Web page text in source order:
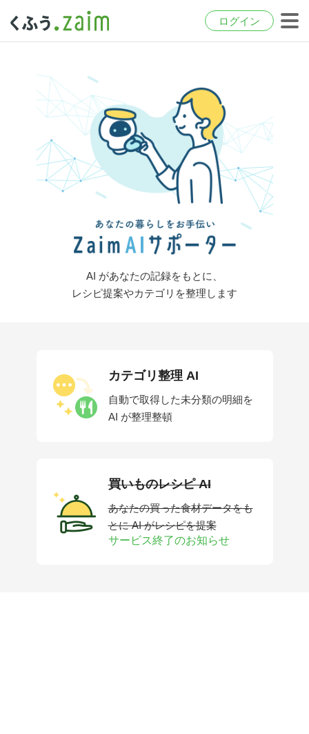
ログイン
AI があなたの記録をもとに、
レシピ提案やカテゴリを整理します
カテゴリ整理 AI
自動で取得した未分類の明細を
AI が整理整頓
買いものレシピ AI
あなたの買った食材データをも
とに AI がレシピを提案
サービス終了のお知らせ